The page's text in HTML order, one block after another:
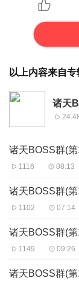
以上内容来自专
诸天
诸天BOSS群(
1116 08:13
诸天BOSS群(
1102 07:14
诸天BOSS群(
1149 09:26
诸天BOSS群(